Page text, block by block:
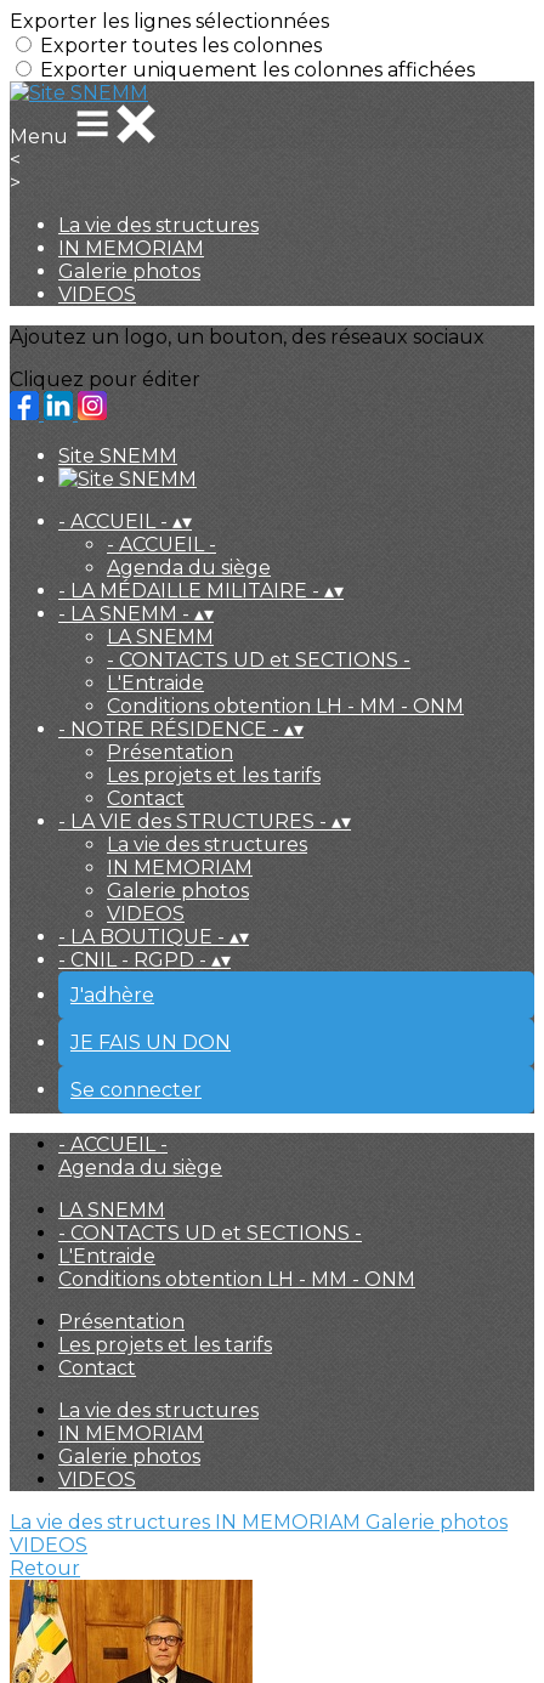
Exporter les lignes sélectionnées
Exporter toutes les colonnes
Exporter uniquement les colonnes affichées
Menu
<
>
La vie des structures
IN MEMORIAM
Galerie photos
VIDEOS
Ajoutez un logo, un bouton, des réseaux sociaux
Cliquez pour éditer
Site SNEMM
- ACCUEIL - ▴▾
- ACCUEIL -
Agenda du siège
- LA MÉDAILLE MILITAIRE - ▴▾
- LA SNEMM - ▴▾
LA SNEMM
- CONTACTS UD et SECTIONS -
L'Entraide
Conditions obtention LH - MM - ONM
- NOTRE RÉSIDENCE - ▴▾
Présentation
Les projets et les tarifs
Contact
- LA VIE des STRUCTURES - ▴▾
La vie des structures
IN MEMORIAM
Galerie photos
VIDEOS
- LA BOUTIQUE - ▴▾
- CNIL - RGPD - ▴▾
J'adhère
JE FAIS UN DON
Se connecter
- ACCUEIL -
Agenda du siège
LA SNEMM
- CONTACTS UD et SECTIONS -
L'Entraide
Conditions obtention LH - MM - ONM
Présentation
Les projets et les tarifs
Contact
La vie des structures
IN MEMORIAM
Galerie photos
VIDEOS
La vie des structures IN MEMORIAM Galerie photos
VIDEOS
Retour